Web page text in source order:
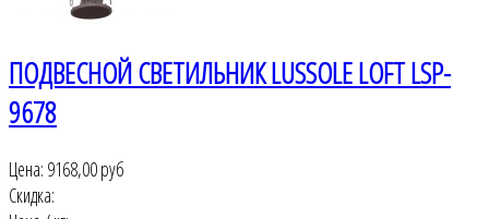
ПОДВЕСНОЙ СВЕТИЛЬНИК LUSSOLE LOFT LSP-
9678
Цена: 9168,00 руб
Скидка: